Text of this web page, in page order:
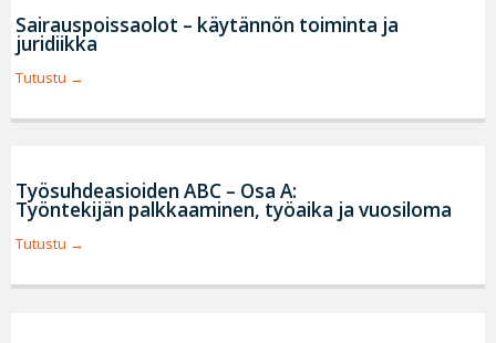
Sairauspoissaolot – käytännön toiminta ja
juridiikka
Tutustu
Työsuhdeasioiden ABC – Osa A:
Työntekijän palkkaaminen, työaika ja vuosiloma
Tutustu